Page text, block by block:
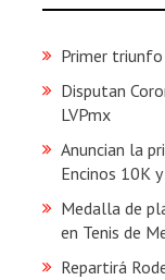
Primer
Disputan
LVPmx
Anuncian la
Encinos 10K
Medalla de
en Tenis de
Repartirá